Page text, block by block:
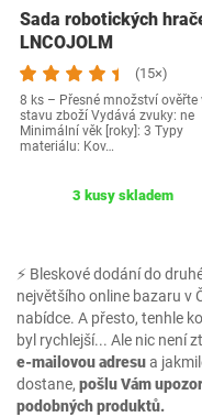
⚡ Bleskové dodání do
největšího online bazaru v
nabídce. A přesto, tenhle
byl rychlejší... Ale nic není
e-mailovou adresua
dostane, pošlu Vám
podobných produktů.
Sada robotických
LNCOJOLM
(15×)
8 ks – Přesné množství ověřte
stavu zboží Vydává zvuky: ne
Minimální věk [roky]: 3 Typy
materiálu‎: Kov…
3 kusy skladem